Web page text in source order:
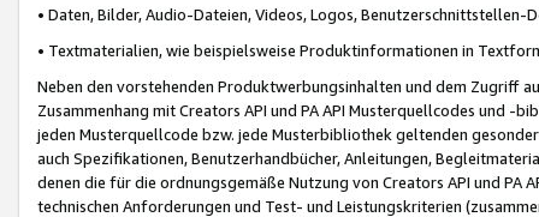
• Daten, Bilder, Audio-Dateien, Videos, Logos, Benutzerschnittstellen-
• Textmaterialien, wie beispielsweise Produktinformationen in
Neben den vorstehenden Produktwerbungsinhalten und dem Zugriff
Zusammenhang mit Creators API und PA API Musterquellcodes und
jeden Musterquellcode bzw. jede Musterbibliothek geltenden
auch Spezifikationen, Benutzerhandbücher, Anleitungen,
denen die für die ordnungsgemäße Nutzung von Creators API und PA
technischen Anforderungen und Test- und Leistungskriterien